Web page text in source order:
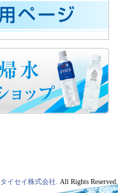
タイセイ株式会社 . All Rights Reserved.